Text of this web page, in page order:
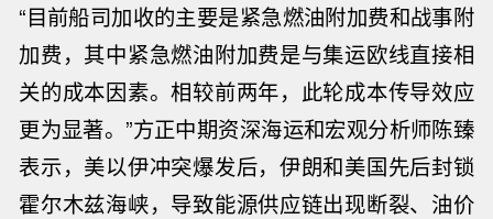
“目前船司加收的主要是紧急燃油附加费和战事附
加费，其中紧急燃油附加费是与集运欧线直接相
关的成本因素。相较前两年，此轮成本传导效应
更为显著。”方正中期资深海运和宏观分析师陈臻
表示，美以伊冲突爆发后，伊朗和美国先后封锁
霍尔木兹海峡，导致能源供应链出现断裂、油价